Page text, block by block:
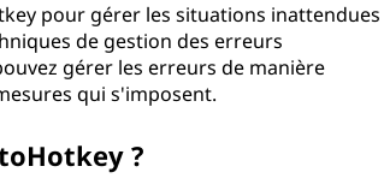
pour gérer les situations inattendues
de gestion des erreurs
gérer les erreurs de manière
qui s'imposent.
?